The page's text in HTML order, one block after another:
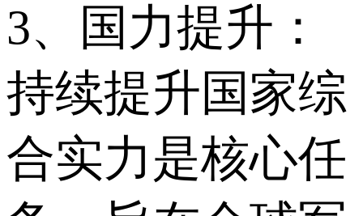
3、国力提升：
持续提升国家综
合实力是核心任